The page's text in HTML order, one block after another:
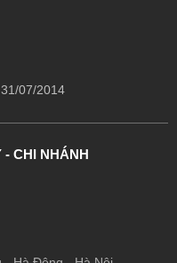
07/2014
- CHI NHÁNH